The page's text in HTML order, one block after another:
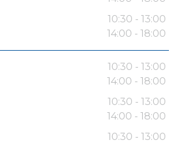
10:30 - 13:00
14:00 - 18:00
10:30 - 13:00
14:00 - 18:00
10:30 - 13:00
14:00 - 18:00
10:30 - 13:00